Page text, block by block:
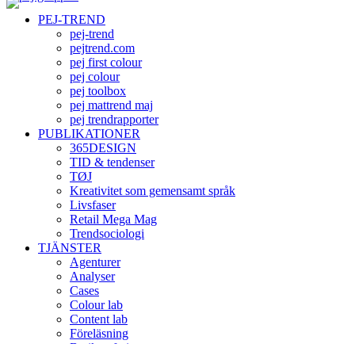
PEJ-TREND
pej-trend
pejtrend.com
pej first colour
pej colour
pej toolbox
pej mattrend maj
pej trendrapporter
PUBLIKATIONER
365DESIGN
TID & tendenser
TØJ
Kreativitet som gemensamt språk
Livsfaser
Retail Mega Mag
Trendsociologi
TJÄNSTER
Agenturer
Analyser
Cases
Colour lab
Content lab
Föreläsning